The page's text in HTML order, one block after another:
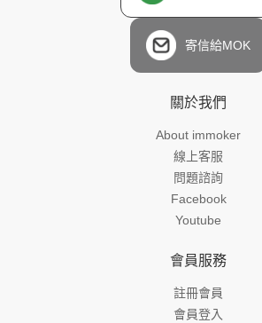
寄信給MOK
關於我們
About immoker
線上客服
問題諮詢
Facebook
Youtube
會員服務
註冊會員
會員登入